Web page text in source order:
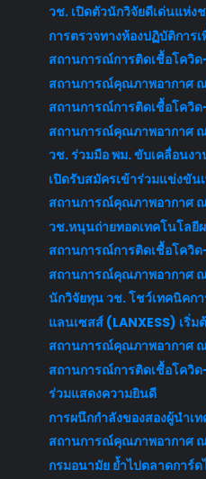
วช. เปิดตัวนักวิจัยดีเด่นแห่ง
การตรวจทางห้องปฏิบัติการ
สถานการณ์การติดเชื้อโควิ
สถานการณ์คุณภาพอากาศ
สถานการณ์การติดเชื้อโควิ
สถานการณ์คุณภาพอากาศ
วช. ร่วมมือ พม. ขับเคลื่อนง
เปิดรับสมัครเข้าร่วมแข่งขัน
สถานการณ์คุณภาพอากาศ
วช.หนุนถ่ายทอดเทคโนโลยี
สถานการณ์การติดเชื้อโควิ
สถานการณ์คุณภาพอากาศ
นักวิจัยทุน วช. โชว์เทคนิคก
แลนเซสส์ (LANXESS) เริ่
สถานการณ์คุณภาพอากาศ
สถานการณ์การติดเชื้อโควิ
ร่วมแสดงความยินดี
การผนึกกำลังของสองผู้นำ
สถานการณ์คุณภาพอากาศ
กรมอนามัย ย้ำไปตลาดการ์